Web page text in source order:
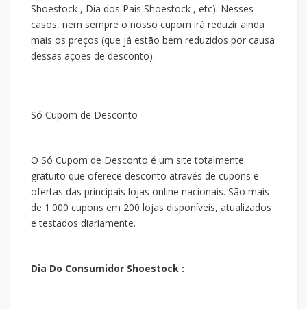
Shoestock , Dia dos Pais Shoestock , etc). Nesses
casos, nem sempre o nosso cupom irá reduzir ainda
mais os preços (que já estão bem reduzidos por causa
dessas ações de desconto).
Só Cupom de Desconto
O Só Cupom de Desconto é um site totalmente
gratuito que oferece desconto através de cupons e
ofertas das principais lojas online nacionais. São mais
de 1.000 cupons em 200 lojas disponíveis, atualizados
e testados diariamente.
Dia Do Consumidor Shoestock :